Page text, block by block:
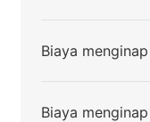
Biaya
Biaya